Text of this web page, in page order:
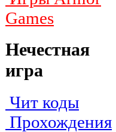
Games
Нечестная
игра
Чит коды
Прохождения